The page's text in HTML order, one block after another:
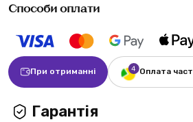
Способи оплати
При отриманні Оплата
Гарантія